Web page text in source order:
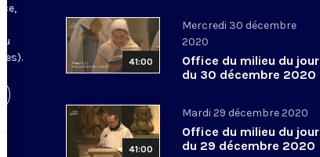
41:00
Mercredi 30 décembre
2020
Office du milieu du jour
du 30 décembre 2020
41:00
Mardi 29 décembre 2020
Office du milieu du jour
du 29 décembre 2020